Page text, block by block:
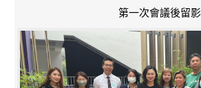
第一次會議後留影